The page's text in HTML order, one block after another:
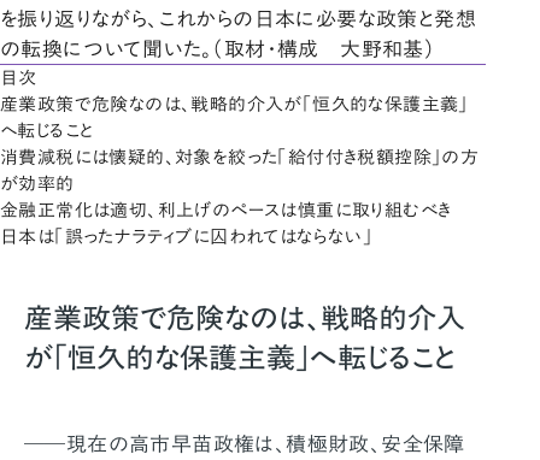
を振り返りながら、これからの日本に必要な政策と発想
の転換について聞いた。（取材・構成 大野和基）
目次
産業政策で危険なのは、戦略的介入が「恒久的な保護主義」
へ転じること
消費減税には懐疑的、対象を絞った「給付付き税額控除」の方
が効率的
金融正常化は適切、利上げのペースは慎重に取り組むべき
日本は「誤ったナラティブに囚われてはならない」
産業政策で危険なのは、戦略的介入
が「恒久的な保護主義」へ転じること
――現在の高市早苗政権は、積極財政、安全保障